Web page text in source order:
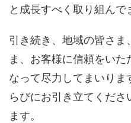
と成長すべく取り組んで
引き続き、地域の皆さま
ま、お客様に信頼をい
なって尽力してまいり
らびにお引き立てくだ
ます。